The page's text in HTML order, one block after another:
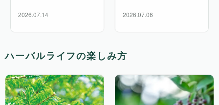
2026.07.14 2026.07.06
ハーバルライフの楽しみ方